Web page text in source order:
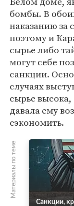
бомбы. В
наказанию за
поэтому и
сырье либо
могут себе
санкции.
случаях
сырье
давала ему
сэкономить.
Материалы по теме
Санкции,